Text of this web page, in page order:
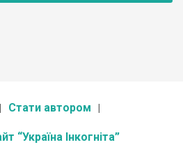
Стати автором
“Україна Інкогніта”